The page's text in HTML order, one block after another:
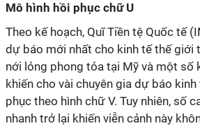
Mô hình hồi phục chữ U
Theo kế hoạch, Quĩ Tiền tệ Quốc tế
dự báo mới nhất cho kinh tế thế giới
nới lỏng phong tỏa tại Mỹ và một số
khiến cho vài chuyên gia dự báo
phục theo hình chữ V. Tuy nhiên, số
nhanh trở lại khiến viễn cảnh này